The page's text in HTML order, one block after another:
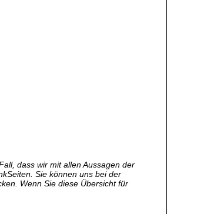
dass wir mit allen Aussagen der
Sie können uns bei der
Wenn Sie diese Übersicht für